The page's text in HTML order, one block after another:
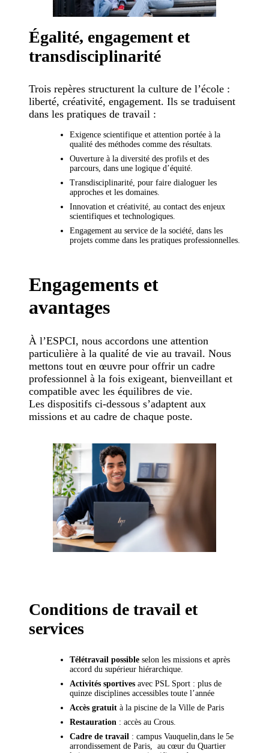
Égalité, engagement et
transdisciplinarité
Trois repères structurent la culture de l’école :
liberté, créativité, engagement. Ils se traduisent
dans les pratiques de travail :
Exigence scientifique et attention portée à la
qualité des méthodes comme des résultats.
Ouverture à la diversité des profils et des
parcours, dans une logique d’équité.
Transdisciplinarité, pour faire dialoguer les
approches et les domaines.
Innovation et créativité, au contact des enjeux
scientifiques et technologiques.
Engagement au service de la société, dans les
projets comme dans les pratiques professionnelles.
Engagements et
avantages
À l’ESPCI, nous accordons une attention
particulière à la qualité de vie au travail. Nous
mettons tout en œuvre pour offrir un cadre
professionnel à la fois exigeant, bienveillant et
compatible avec les équilibres de vie.
Les dispositifs ci-dessous s’adaptent aux
missions et au cadre de chaque poste.
Conditions de travail et
services
Télétravail possible selon les missions et après
accord du supérieur hiérarchique.
Activités sportives avec PSL Sport : plus de
quinze disciplines accessibles toute l’année
Accès gratuit à la piscine de la Ville de Paris
Restauration : accès au Crous.
Cadre de travail : campus Vauquelin,dans le 5e
arrondissement de Paris, au cœur du Quartier